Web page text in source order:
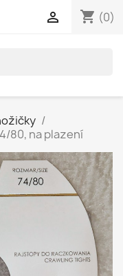
shopping_cart (0)

80, na plazení